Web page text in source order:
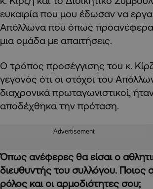
ευκαιρία που μου έδωσαν να
Απόλλωνα που όπως προανέφερα
μια ομάδα με απαιτήσεις.
Ο τρόπος προσέγγισης του κ.
γεγονός ότι οι στόχοι του
διαχρονικά πρωταγωνιστικοί,
αποδέχθηκα την πρόταση.
Advertisement
Όπως ανέφερες θα είσαι ο
διευθυντής του συλλόγου. Ποιος
ρόλος και οι αρμοδιότητες σου;